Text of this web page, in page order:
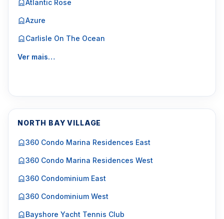
Atlantic Rose
Azure
Carlisle On The Ocean
Ver mais…
NORTH BAY VILLAGE
360 Condo Marina Residences East
360 Condo Marina Residences West
360 Condominium East
360 Condominium West
Bayshore Yacht Tennis Club